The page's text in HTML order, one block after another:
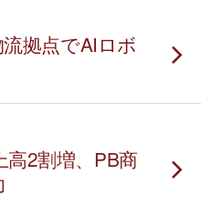
拠点でAIロボ
2割増、PB商